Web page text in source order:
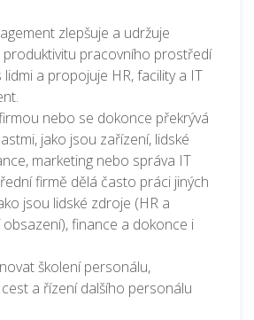
zlepšuje a udržuje
produktivitu pracovního prostředí
a propojuje HR, facility a IT
nebo se dokonce překrývá
jako jsou zařízení, lidské
marketing nebo správa IT
firmě dělá často práci jiných
jsou lidské zdroje (HR a
finance a dokonce i
školení personálu,
a řízení dalšího personálu